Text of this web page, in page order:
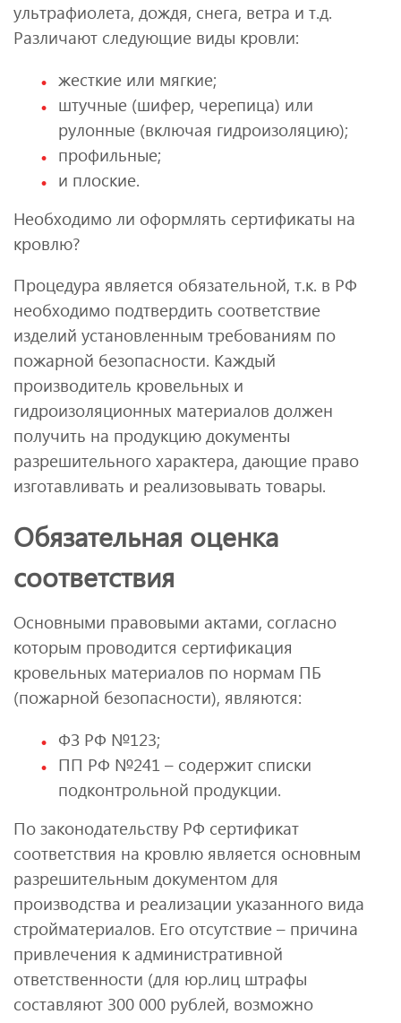
ультрафиолета, дождя, снега, ветра и т.д.
Различают следующие виды кровли:
жесткие или мягкие;
штучные (шифер, черепица) или
рулонные (включая гидроизоляцию);
профильные;
и плоские.
Необходимо ли оформлять сертификаты на
кровлю?
Процедура является обязательной, т.к. в РФ
необходимо подтвердить соответствие
изделий установленным требованиям по
пожарной безопасности. Каждый
производитель кровельных и
гидроизоляционных материалов должен
получить на продукцию документы
разрешительного характера, дающие право
изготавливать и реализовывать товары.
Обязательная оценка
соответствия
Основными правовыми актами, согласно
которым проводится сертификация
кровельных материалов по нормам ПБ
(пожарной безопасности), являются:
ФЗ РФ №123;
ПП РФ №241 – содержит списки
подконтрольной продукции.
По законодательству РФ сертификат
соответствия на кровлю является основным
разрешительным документом для
производства и реализации указанного вида
стройматериалов. Его отсутствие – причина
привлечения к административной
ответственности (для юр.лиц штрафы
составляют 300 000 рублей, возможно